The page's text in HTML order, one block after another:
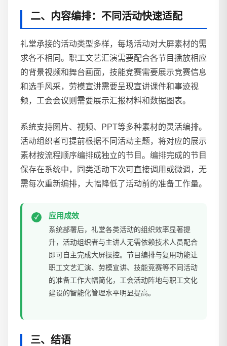
二、内容编排：不同活动快速适配
礼堂承接的活动类型多样，每场活动对大屏素材的需
求各不相同。职工文艺汇演需要配合各节目播放相应
的背景视频和舞台画面，技能竞赛需要展示竞赛信息
和选手风采，劳模宣讲需要呈现宣讲课件和事迹视
频，工会会议则需要展示汇报材料和数据图表。
系统支持图片、视频、PPT等多种素材的灵活编排。
活动组织者可提前根据不同活动主题，将对应的展示
素材按流程顺序编排成独立的节目。编排完成的节目
保存在系统中，同类活动下次可直接调用或微调，无
需每次重新编排，大幅降低了活动前的准备工作量。
应用成效
系统部署后，礼堂各类活动的组织效率显著提
升，活动组织者与主讲人无需依赖技术人员配合
即可自主完成大屏操控。节目编排与复用功能让
职工文艺汇演、劳模宣讲、技能竞赛等不同活动
的准备工作大幅简化，工会活动阵地与职工文化
建设的智能化管理水平明显提高。
三、结语